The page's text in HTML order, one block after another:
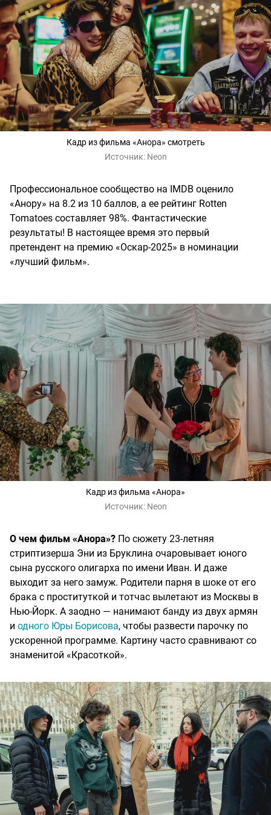
Кадр из фильма «Анора» смотреть
Источник: Neon
Профессиональное сообщество на IMDB оценило
«Анору» на 8.2 из 10 баллов, а ее рейтинг Rotten
Tomatoes составляет 98%. Фантастические
результаты! В настоящее время это первый
претендент на премию «Оскар-2025» в номинации
«лучший фильм».
Кадр из фильма «Анора»
Источник: Neon
О чем фильм «Анора»? По сюжету 23-летняя
стриптизерша Эни из Бруклина очаровывает юного
сына русского олигарха по имени Иван. И даже
выходит за него замуж. Родители парня в шоке от его
брака с проституткой и тотчас вылетают из Москвы в
Нью-Йорк. А заодно — нанимают банду из двух армян
и одного Юры Борисова, чтобы развести парочку по
ускоренной программе. Картину часто сравнивают со
знаменитой «Красоткой».